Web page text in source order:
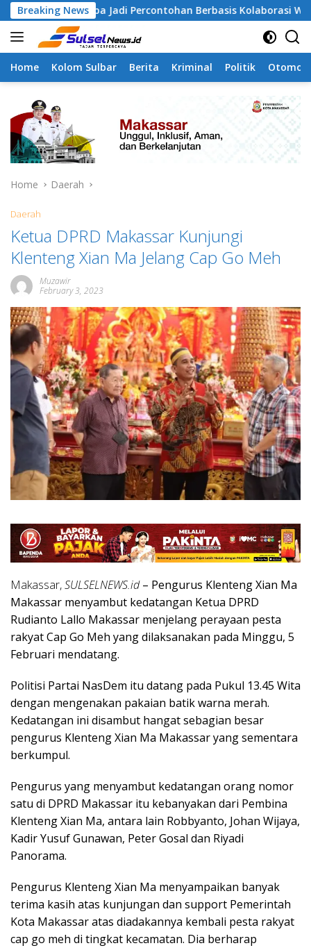
Skip
to
content
Breaking News
Jadi Percontohan Berbasis Kolaborasi Warga
Home Kolom Sulbar Berita Kriminal Politik
Home Daerah
Daerah
Ketua DPRD Makassar Kunjungi
Klenteng Xian Ma Jelang Cap Go Meh
Muzawir
February 3, 2023
Makassar,SULSELNEWS.id– Pengurus Klenteng Xian Ma
Makassar menyambut kedatangan Ketua DPRD
Rudianto Lallo Makassar menjelang perayaan pesta
rakyat Cap Go Meh yang dilaksanakan pada Minggu, 5
Februari mendatang.
Politisi Partai NasDem itu datang pada Pukul 13.45 Wita
dengan mengenakan pakaian batik warna merah.
Kedatangan ini disambut hangat sebagian besar
pengurus Klenteng Xian Ma Makassar yang sementara
berkumpul.
Pengurus yang menyambut kedatangan orang nomor
satu di DPRD Makassar itu kebanyakan dari Pembina
Klenteng Xian Ma, antara lain Robbyanto, Johan Wijaya,
Kadir Yusuf Gunawan, Peter Gosal dan Riyadi
Panorama.
Pengurus Klenteng Xian Ma menyampaikan banyak
terima kasih atas kunjungan dan support Pemerintah
Kota Makassar atas diadakannya kembali pesta rakyat
cap go meh di tingkat kecamatan. Dia berharap